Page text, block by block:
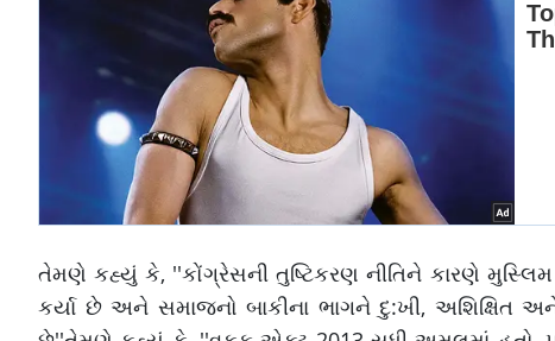
તેમણે કહ્યું કે, ''કોંગ્રેસની તુષ્ટિકરણ નીતિને કારણે
કર્યા છે અને સમાજનો બાકીના ભાગને દુ:ખી, અશિક્ષિત